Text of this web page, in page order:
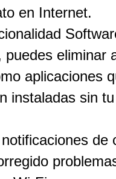
en Internet.
eliminar
aplicaciones
instaladas sin tu
de